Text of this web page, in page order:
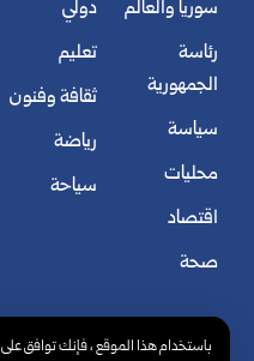
باستخدام هذا الموقع ، فإنك توافق على
سوريا والعالم
رئاسة
الجمهورية
سياسة
محليات
اقتصاد
صحة
دولي
تعليم
ثقافة وفنون
رياضة
سياحة